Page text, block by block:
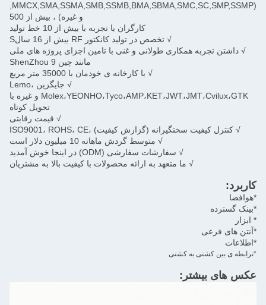
و غیره) ، بیش از 500
کارگران با تجربه با بیش از 10 خط تولید
√ تخصص در تولید کانکتور RF بیش از 16 سالS
√ داشتن تجربه همکاری طولانی و غنی با تامین اجزای پروژه های ملی
مانند چین ShenZhou 9
√ با کارخانه ی خودمان با 35000 متر مربع
√ جایگزین Lemo،
Molex،YEONHO،Tyco،AMP،KET،JWT،JMT،Cvilux،GTK و غیره با
تحویل کوتاه
√ قیمت رقابتی
√ کنترل کیفیت سختگیرانه (گزارش کیفیت) ،ISO9001، ROHS، CE
√ متوسط گردش ماهانه 10 میلیون دلار است
√ سفارشات سفارشی (ODM) در اینجا خوش آمدید
√ ما متعهد به ارائه محصولات با کیفیت بالا به مشتریان
کاربرد:
*هوافضا
*بینک گسترده
* ابزار
*آنتن های فرعی
*اطلاعات
*ترابطه ی بین کشتی به کشتی
عکس های بیشتر: